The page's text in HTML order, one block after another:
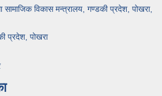
सामाजिक विकास मन्त्रालय, गण्डकी प्रदेश, पोखरा,
प्रदेश, पोखरा